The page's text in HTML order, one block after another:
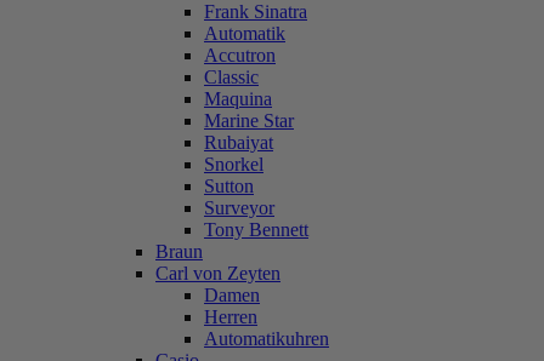
Frank Sinatra
Automatik
Accutron
Classic
Maquina
Marine Star
Rubaiyat
Snorkel
Sutton
Surveyor
Tony Bennett
Braun
Carl von Zeyten
Damen
Herren
Automatikuhren